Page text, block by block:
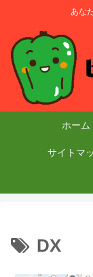
あな
ホーム
サイトマ
DX